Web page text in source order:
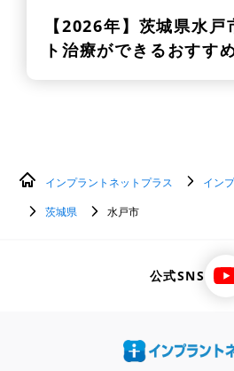
【2026年】 茨城県水戸
ト治療ができるおすす
インプラントネットプラス
イン
茨城県
水戸市
公式SNS